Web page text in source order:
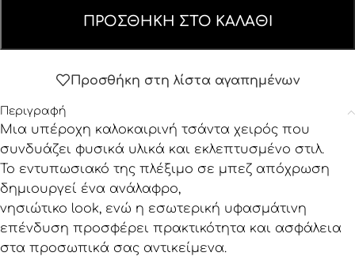
ΠΡΟΣΘΉΚΗ ΣΤΟ ΚΑΛΆΘΙ
Προσθήκη στη λίστα αγαπημένων
Περιγραφή
Μια υπέροχη καλοκαιρινή τσάντα χειρός που
συνδυάζει φυσικά υλικά και εκλεπτυσμένο στιλ.
Το εντυπωσιακό της πλέξιμο σε μπεζ απόχρωση
δημιουργεί ένα ανάλαφρο,
νησιώτικο look, ενώ η εσωτερική υφασμάτινη
επένδυση προσφέρει πρακτικότητα και ασφάλεια
στα προσωπικά σας αντικείμενα.